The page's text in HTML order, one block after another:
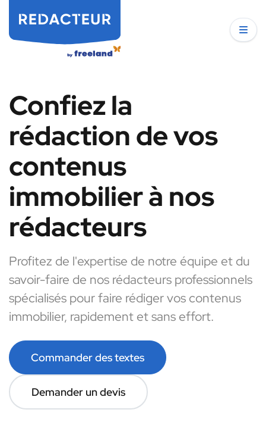
Confiez la
rédaction de vos
contenus
immobilier à nos
rédacteurs
Profitez de l'expertise de notre équipe et du
savoir-faire de nos rédacteurs professionnels
spécialisés pour faire rédiger vos contenus
immobilier, rapidement et sans effort.
Commander des textes
Demander un devis